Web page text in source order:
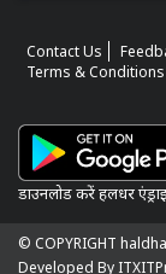
Contact Us
Terms & Conditions
डाउनलोड करें हलधर
© COPYRIGHT
Developed By